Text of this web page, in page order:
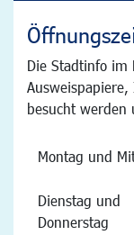
Die Stadtinfo im
besucht werden
Montag und
Dienstag und
Donnerstag